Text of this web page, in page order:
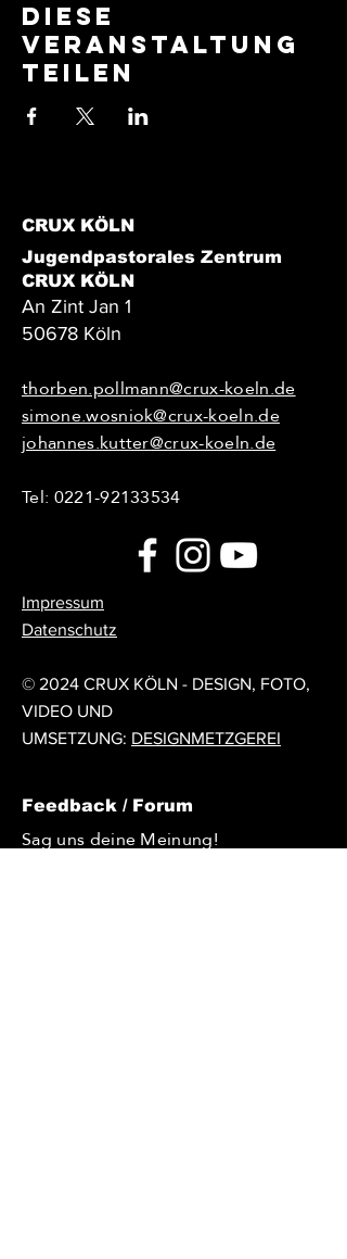
Diese
Veranstaltung
teilen
CRUX KÖLN
Jugendpastorales Zentrum
CRUX KÖLN
An Zint Jan 1
50678 Köln
thorben.pollmann@crux-koeln.de
simone.wosniok@crux-koeln.de
johannes.kutter@crux-koeln.de
Tel:0221-92133534
Impressum
Datenschutz
© 2024 CRUX KÖLN - DESIGN, FOTO,
VIDEO UND
UMSETZUNG: DESIGNMETZGEREI
Feedback / Forum
Sag uns deine Meinung!